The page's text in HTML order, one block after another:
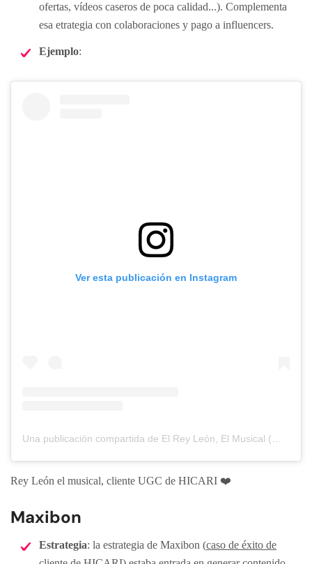
ofertas, vídeos caseros de poca calidad...). Complementa
esa etrategia con colaboraciones y pago a influencers.
Ejemplo:
Ver esta publicación en Instagram
Rey León el musical, cliente UGC de HICARI ❤️
Maxibon
Estrategia: la estrategia de Maxibon (caso de éxito de